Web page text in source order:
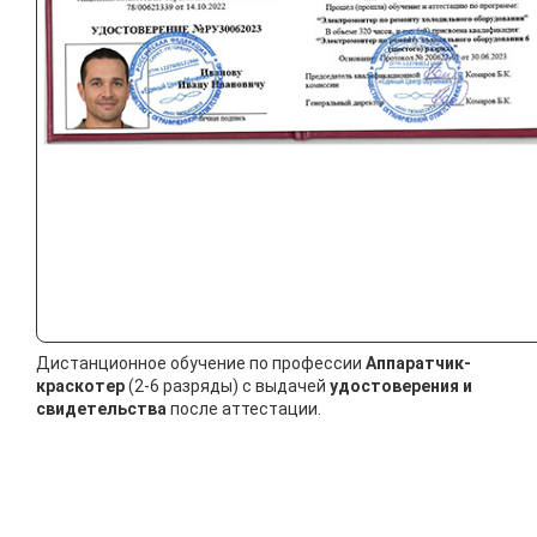
Дистанционное обучение по профессии Аппаратчик-
краскотер(2-6 разряды) с выдачей удостоверения и
свидетельствапосле аттестации.